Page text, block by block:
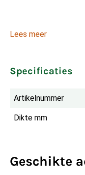
Lees meer
Specificaties
Artikelnummer
Dikte mm
Geschikte